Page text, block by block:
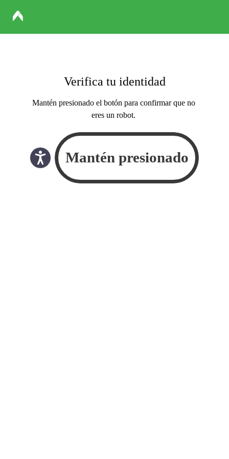
Verifica tu identidad
Mantén presionado el botón para confirmar que no
eres un robot.